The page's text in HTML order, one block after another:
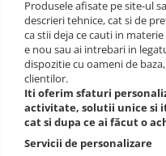
Imbracaminte Femei
Jachete de iarna
Jachete/Bluze Salopeta
Pantaloni cu pieptar
Produsele afisate pe site-ul
descrieri tehnice, cat si de
ca stii deja ce cauti in
e nou sau ai intrebari in
dispozitie cu oameni de
clientilor.
Iti oferim sfaturi
activitate, solutii unice si
cat si dupa ce ai făcut o
Servicii de personalizare